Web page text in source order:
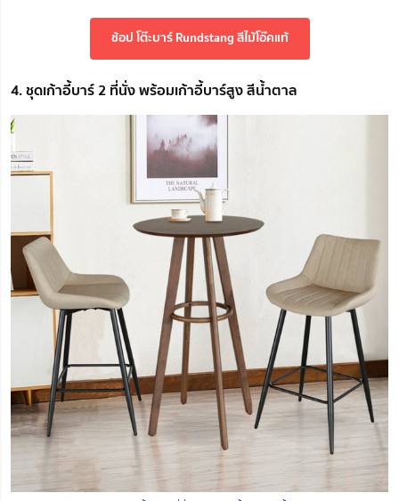
ช้อป โต๊ะบาร์ Rundstang สีไม้โอ๊คแท้
4. ชุดเก้าอี้บาร์ 2 ที่นั่ง พร้อมเก้าอี้บาร์สูง สีน้ำตาล